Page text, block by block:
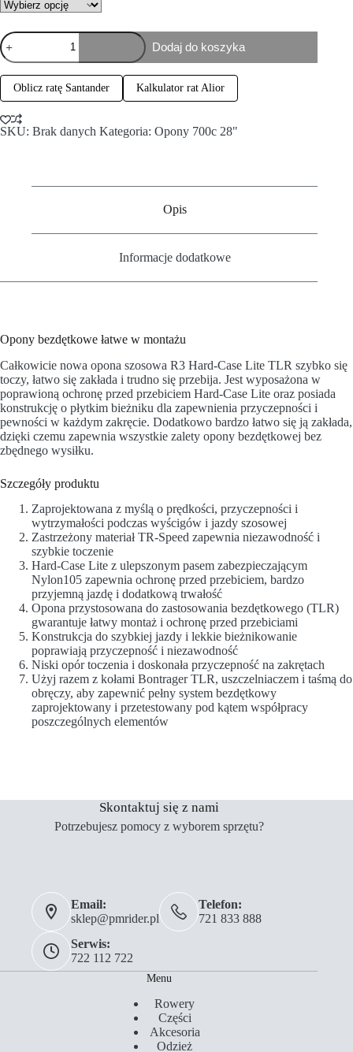
Dodaj do koszyka
Oblicz ratę Santander Kalkulator rat Alior
SKU: Brak danych Kategoria: Opony 700c 28"
Opis
Informacje dodatkowe
Opony bezdętkowe łatwe w montażu
Całkowicie nowa opona szosowa R3 Hard-Case Lite TLR szybko się
toczy, łatwo się zakłada i trudno się przebija. Jest wyposażona w
poprawioną ochronę przed przebiciem Hard-Case Lite oraz posiada
konstrukcję o płytkim bieżniku dla zapewnienia przyczepności i
pewności w każdym zakręcie. Dodatkowo bardzo łatwo się ją zakłada,
dzięki czemu zapewnia wszystkie zalety opony bezdętkowej bez
zbędnego wysiłku.
Szczegóły produktu
Zaprojektowana z myślą o prędkości, przyczepności i
wytrzymałości podczas wyścigów i jazdy szosowej
Zastrzeżony materiał TR-Speed zapewnia niezawodność i
szybkie toczenie
Hard-Case Lite z ulepszonym pasem zabezpieczającym
Nylon105 zapewnia ochronę przed przebiciem, bardzo
przyjemną jazdę i dodatkową trwałość
Opona przystosowana do zastosowania bezdętkowego (TLR)
gwarantuje łatwy montaż i ochronę przed przebiciami
Konstrukcja do szybkiej jazdy i lekkie bieżnikowanie
poprawiają przyczepność i niezawodność
Niski opór toczenia i doskonała przyczepność na zakrętach
Użyj razem z kołami Bontrager TLR, uszczelniaczem i taśmą do
obręczy, aby zapewnić pełny system bezdętkowy
zaprojektowany i przetestowany pod kątem współpracy
poszczególnych elementów
Skontaktuj się z nami
Potrzebujesz pomocy z wyborem sprzętu?
Email:
sklep@pmrider.pl
Telefon:
721 833 888
Serwis:
722 112 722
Menu
Rowery
Części
Akcesoria
Odzież